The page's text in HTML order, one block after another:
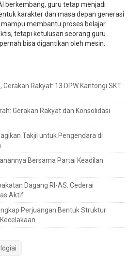
berkembang, guru tetap menjadi
karakter dan masa depan generasi
membantu proses belajar
tetapi ketulusan seorang guru
bisa digantikan oleh mesin.
Rakyat: 13 DPW Kantongi SKT
Gerakan Rakyat dan Konsolidasi
Takjil untuk Pengendara di
Bersama Partai Keadilan
Dagang RI-AS: Cederai
Aktif
Perjuangan Bentuk Struktur